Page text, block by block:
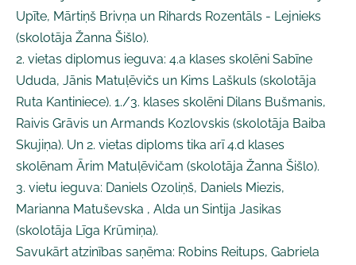
Upīte, Mārtiņš Brivņa un Rihards Rozentāls - Lejnieks
(skolotāja Žanna Šišlo).
2. vietas diplomus ieguva: 4.a klases skolēni Sabīne
Ududa, Jānis Matuļēvičs un Kims Laškuls (skolotāja
Ruta Kantiniece). 1./3. klases skolēni Dilans Bušmanis,
Raivis Grāvis un Armands Kozlovskis (skolotāja Baiba
Skujiņa). Un 2. vietas diploms tika arī 4.d klases
skolēnam Ārim Matuļēvičam (skolotāja Žanna Šišlo).
3. vietu ieguva: Daniels Ozoliņš, Daniels Miezis,
Marianna Matuševska , Alda un Sintija Jasikas
(skolotāja Līga Krūmiņa).
Savukārt atzinības saņēma: Robins Reitups, Gabriela